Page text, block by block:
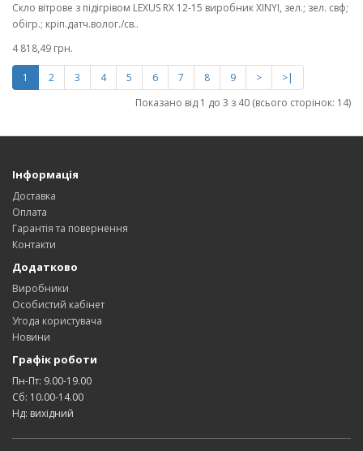
Скло вітрове з підігрівом LEXUS RX 12-15 виробник XINYI, зел.; зел. свф;
обігр.; кріп.датч.волог./св..
4 818,49 грн.
1 2 3 4 5 6 7 8 9 >
>|
Показано від 1 до 3 з 40 (всього сторінок: 14)
Інформація
Доставка
Оплата
Гарантія та повернення
Контакти
Додатково
Виробники
Особистий кабінет
Угода користувача
Новини
Графік роботи
Пн-Пт: 9.00-19.00
Сб: 10.00-14.00
Нд: вихідний